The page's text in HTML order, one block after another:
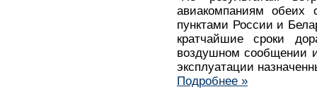
авиакомпаниям обеих
пунктами России и
кратчайшие сроки
воздушном сообщении
эксплуатации
Подробнее »